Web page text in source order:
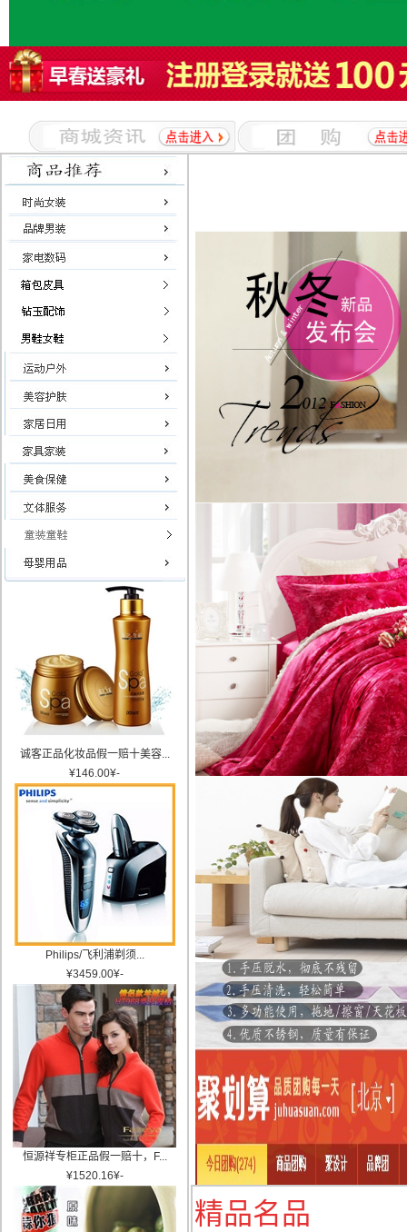
诚客正品化妆品假一赔十美容...
¥146.00¥-
Philips/飞利浦剃须...
¥3459.00¥-
恒源祥专柜正品假一赔十，F...
¥1520.16¥-
精品名品